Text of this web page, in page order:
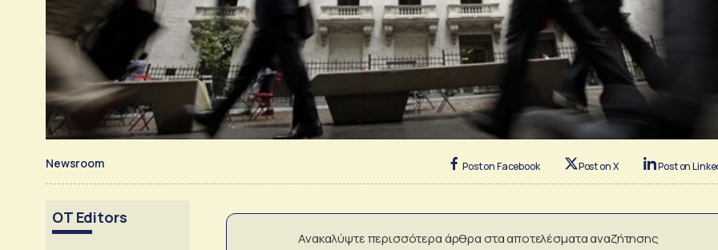
Newsroom Post on Facebook Post on X Post on
OT Editors
Ανακαλύψτε περισσότερα άρθρα στα αποτελέσματα αναζήτησης